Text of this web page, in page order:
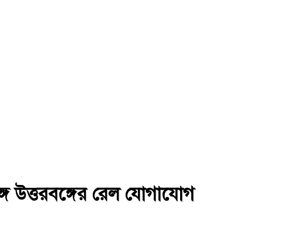
উত্তরবঙ্গের রেল যোগাযোগ